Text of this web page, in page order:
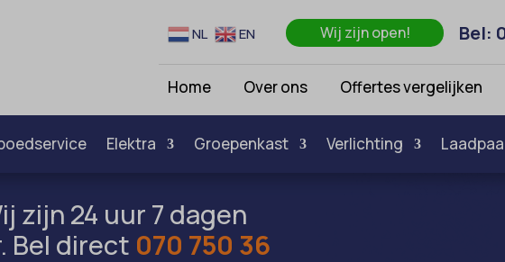
Bel:
Wij zijn open!
NL EN
Home Over ons Offertes vergelijken
Elektra Groepenkast Verlichting
zijn 24 uur 7 dagen
Bel direct 070 750 36